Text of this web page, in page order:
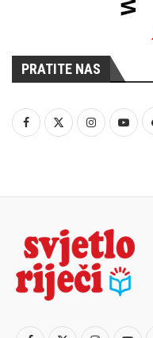
PRATITE NAS